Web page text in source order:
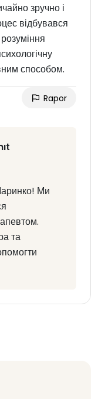
зручно і
відбувався
способом.
Rapor
Ми
та